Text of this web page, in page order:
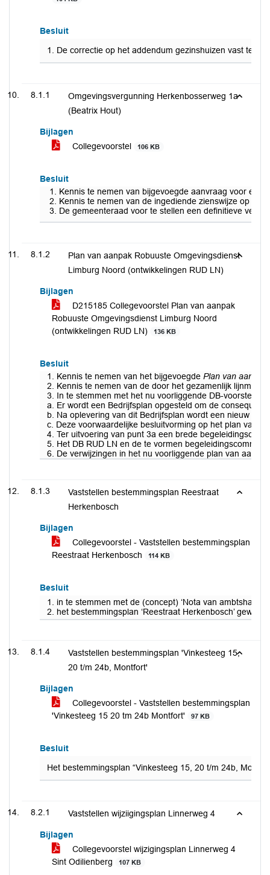
Besluit
1. De correctie op het addendum gezinshuizen vast te
8.1.1
Omgevingsvergunning Herkenbosserweg 1a
(Beatrix Hout)
Bijlagen
Collegevoorstel
106 KB
Besluit
Kennis te nemen van bijgevoegde aanvraag voor
Kennis te nemen van de ingediende zienswijze op
De gemeenteraad voor te stellen een definitieve
8.1.2
Plan van aanpak Robuuste Omgevingsdienst
Limburg Noord (ontwikkelingen RUD LN)
Bijlagen
D215185 Collegevoorstel Plan van aanpak
Robuuste Omgevingsdienst Limburg Noord
(ontwikkelingen RUD LN)
136 KB
Besluit
1. Kennis te nemen van het bijgevoegde Plan van
2. Kennis te nemen van de door het gezamenlijk
3. In te stemmen met het nu voorliggende DB-voorstel
a. Er wordt een Bedrijfsplan opgesteld om de
b. Na oplevering van dit Bedrijfsplan wordt een nieuw
c. Deze voorwaardelijke besluitvorming op het plan van
4. Ter uitvoering van punt 3a een brede
5. Het DB RUD LN en de te vormen
6. De verwijzingen in het nu voorliggende plan van
8.1.3
Vaststellen bestemmingsplan Reestraat
Herkenbosch
Bijlagen
Collegevoorstel - Vaststellen bestemmingsplan
Reestraat Herkenbosch
114 KB
Besluit
1. in te stemmen met de (concept) ‘Nota van
2. het bestemmingsplan ‘Reestraat Herkenbosch’
8.1.4
Vaststellen bestemmingsplan 'Vinkesteeg 15,
20 t/m 24b, Montfort'
Bijlagen
Collegevoorstel - Vaststellen bestemmingsplan
'Vinkesteeg 15 20 tm 24b Montfort'
97 KB
Besluit
Het bestemmingsplan “Vinkesteeg 15, 20 t/m 24b,
8.2.1 Vaststellen wijziigingsplan Linnerweg 4
Bijlagen
Collegevoorstel wijzigingsplan Linnerweg 4
Sint Odilienberg
107 KB